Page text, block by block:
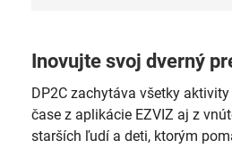
Inovujte svoj dverný
DP2C zachytáva všetky
čase z aplikácie EZVIZ aj z
starších ľudí a deti, ktorým